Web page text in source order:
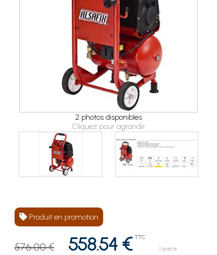
2 photos disponibles
Cliquez pour agrandir
Produit en promotion
576.00 € 558.54 € TTC
1 pièce